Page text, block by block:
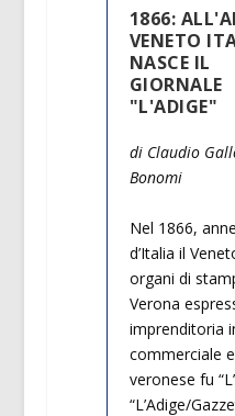
1866:
VENETO
NASCE IL
GIORNALE
"L'ADIGE"
di Claudio
Bonomi
Nel 1866,
d’Italia il
organi di
Verona
imprenditoria
commerciale
veronese fu
“L’Adige/